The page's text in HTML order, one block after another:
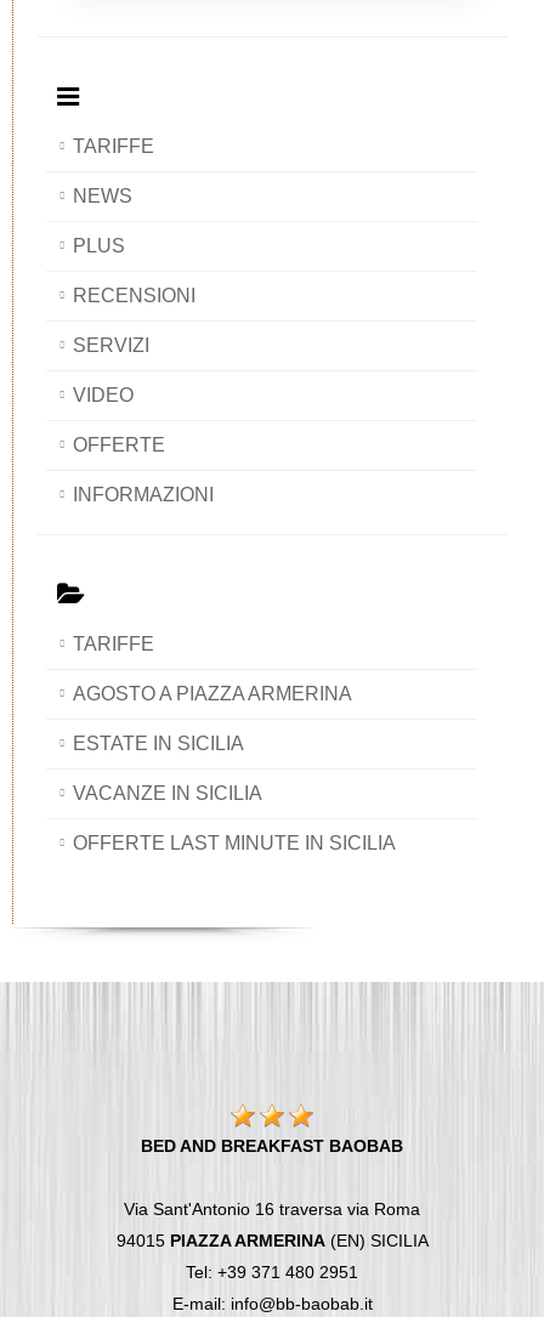
TARIFFE
NEWS
PLUS
RECENSIONI
SERVIZI
VIDEO
OFFERTE
INFORMAZIONI
TARIFFE
AGOSTO A PIAZZA ARMERINA
ESTATE IN SICILIA
VACANZE IN SICILIA
OFFERTE LAST MINUTE IN SICILIA
BED AND BREAKFAST BAOBAB
Via Sant'Antonio 16 traversa via Roma
94015 PIAZZA ARMERINA(EN) SICILIA
Tel: +39 371 480 2951
E-mail: info@bb-baobab.it